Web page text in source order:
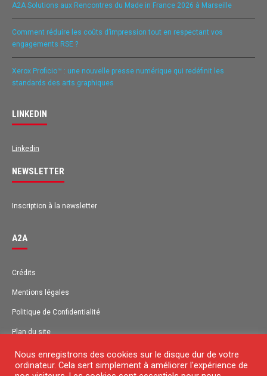
A2A Solutions aux Rencontres du Made in France 2026 à Marseille
Comment réduire les coûts d’impression tout en respectant vos
engagements RSE ?
Xerox Proficio™ : une nouvelle presse numérique qui redéfinit les
standards des arts graphiques
LINKEDIN
Linkedin
NEWSLETTER
Inscription à la newsletter
A2A
Crédits
Mentions légales
Politique de Confidentialité
Plan du site
Contact
Nous enregistrons des cookies sur le disque dur de votre
ordinateur. Cela sert simplement à améliorer l'expérience de